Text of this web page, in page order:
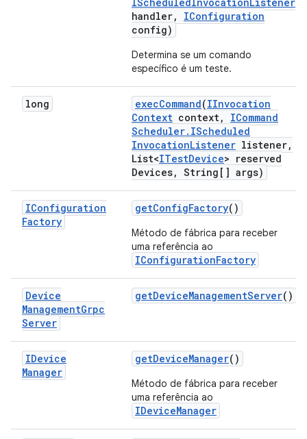
handler,
IConfiguration
config)
Determina se um comando
específico é um teste.
long execCommand(IInvocation
Context context,
ICommand
Scheduler. IScheduled
InvocationListener listener,
List<ITestDevice> reserved
Devices, String[] args)
IConfiguration
Factory
getConfigFactory()
Método de fábrica para receber
uma referência ao
IConfigurationFactory
Device
ManagementGrpc
Server
getDeviceManagementServer()
IDevice
Manager
getDeviceManager()
Método de fábrica para receber
uma referência ao
IDeviceManager